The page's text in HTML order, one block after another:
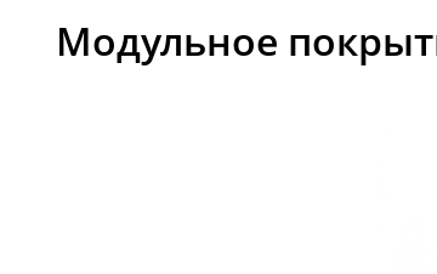
Модульное